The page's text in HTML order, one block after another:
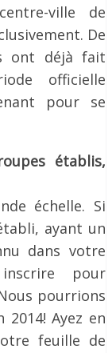
ville de
De
ont déjà fait
officielle
pour se
établis,
échelle. Si
ayant un
dans votre
pour
pourrions
Ayez en
feuille de